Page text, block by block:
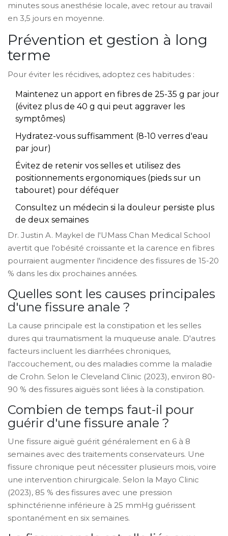
minutes sous anesthésie locale, avec retour au travail
en 3,5 jours en moyenne.
Prévention et gestion à long
terme
Pour éviter les récidives, adoptez ces habitudes :
Maintenez un apport en fibres de 25-35 g par jour
(évitez plus de 40 g qui peut aggraver les
symptômes)
Hydratez-vous suffisamment (8-10 verres d'eau
par jour)
Évitez de retenir vos selles et utilisez des
positionnements ergonomiques (pieds sur un
tabouret) pour déféquer
Consultez un médecin si la douleur persiste plus
de deux semaines
Dr. Justin A. Maykel de l'UMass Chan Medical School
avertit que l'obésité croissante et la carence en fibres
pourraient augmenter l'incidence des fissures de 15-20
% dans les dix prochaines années.
Quelles sont les causes principales
d'une fissure anale ?
La cause principale est la constipation et les selles
dures qui traumatisment la muqueuse anale. D'autres
facteurs incluent les diarrhées chroniques,
l'accouchement, ou des maladies comme la maladie
de Crohn. Selon le Cleveland Clinic (2023), environ 80-
90 % des fissures aiguës sont liées à la constipation.
Combien de temps faut-il pour
guérir d'une fissure anale ?
Une fissure aiguë guérit généralement en 6 à 8
semaines avec des traitements conservateurs. Une
fissure chronique peut nécessiter plusieurs mois, voire
une intervention chirurgicale. Selon la Mayo Clinic
(2023), 85 % des fissures avec une pression
sphinctérienne inférieure à 25 mmHg guérissent
spontanément en six semaines.